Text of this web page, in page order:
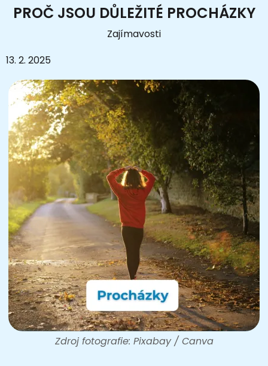
PROČ JSOU DŮLEŽITÉ PROCHÁZKY
Zajímavosti
13. 2. 2025
Zdroj fotografie: Pixabay / Canva